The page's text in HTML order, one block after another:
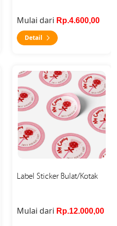
Mulai dari Rp.4.600,00
Detail
Label Sticker Bulat/Kotak
Mulai dari Rp.12.000,00
Detail Label Sticker Bulat/